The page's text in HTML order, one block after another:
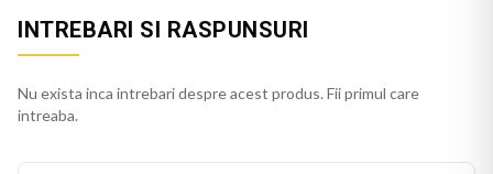
INTREBARI SI RASPUNSURI
Nu exista inca intrebari despre acest produs. Fii primul care
intreaba.